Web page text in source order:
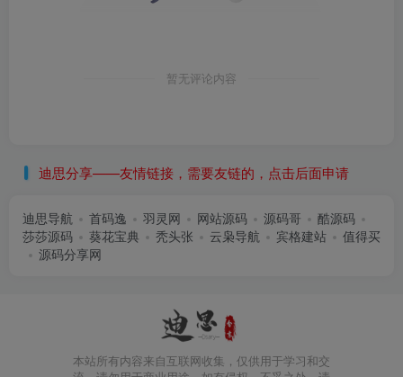
暂无评论内容
迪思分享——友情链接，需要友链的，点击后面申请
迪思导航 首码逸 羽灵网 网站源码 源码哥
酷源码
莎莎源码
葵花宝典 秃头张 云枭导航 宾格建站
值得买
源码分享网
本站所有内容来自互联网收集，仅供用于学习和交